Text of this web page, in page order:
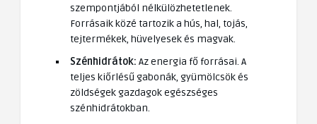
szempontjából nélkülözhetetlenek.
Forrásaik közé tartozik a hús, hal, tojás,
tejtermékek, hüvelyesek és magvak.
Szénhidrátok: Az energia fő forrásai. A
teljes kiőrlésű gabonák, gyümölcsök és
zöldségek gazdagok egészséges
szénhidrátokban.